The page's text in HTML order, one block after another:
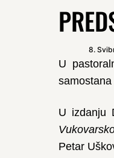
8.
U
U izdanju
Petar